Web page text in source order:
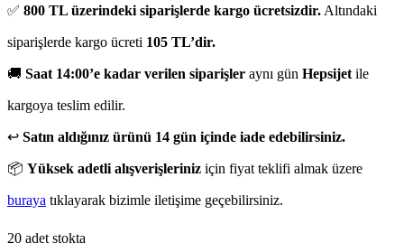
✅ 800 TL üzerindeki siparişlerde kargo ücretsizdir. Altındaki
siparişlerde kargo ücreti 105 TL’dir.
🚚 Saat 14:00’e kadar verilen siparişler aynı gün Hepsijet ile
kargoya teslim edilir.
↩️ Satın aldığınız ürünü 14 gün içinde iade edebilirsiniz.
📦 Yüksek adetli alışverişleriniz için fiyat teklifi almak üzere
buraya tıklayarak bizimle iletişime geçebilirsiniz.
20 adet stokta